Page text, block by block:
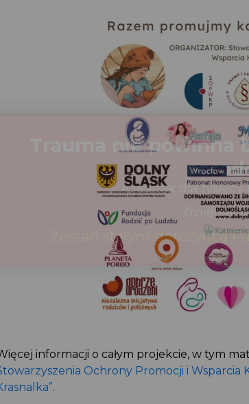
Więcej informacji o całym projekcie, w tym
Stowarzyszenia Ochrony Promocji i Wsparcia
Krasnalka”